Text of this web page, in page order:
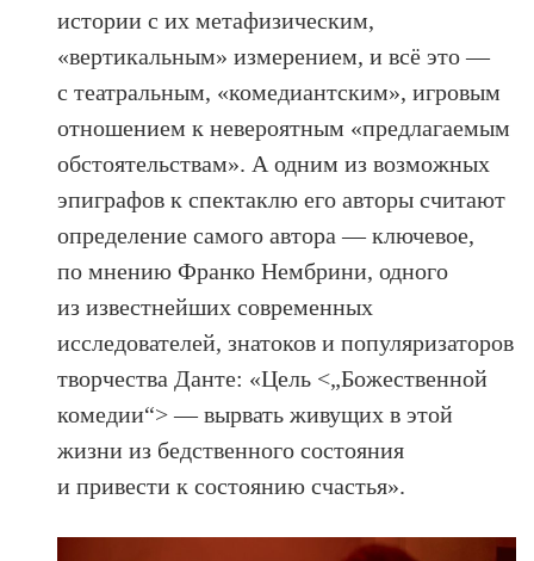
истории с их метафизическим,
«вертикальным» измерением, и всё это —
с театральным, «комедиантским», игровым
отношением к невероятным «предлагаемым
обстоятельствам». А одним из возможных
эпиграфов к спектаклю его авторы считают
определение самого автора — ключевое,
по мнению Франко Нембрини, одного
из известнейших современных
исследователей, знатоков и популяризаторов
творчества Данте: «Цель <„Божественной
комедии“> — вырвать живущих в этой
жизни из бедственного состояния
и привести к состоянию счастья».